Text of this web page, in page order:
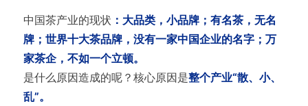
中国茶产业的现状 ：大品类，小品牌；有名茶，无名
牌；世界十大茶品牌，没有一家中国企业的名字；万
家茶企，不如一个立顿。
是什么原因造成的呢？核心原因是整个产业“散、小、
乱”。